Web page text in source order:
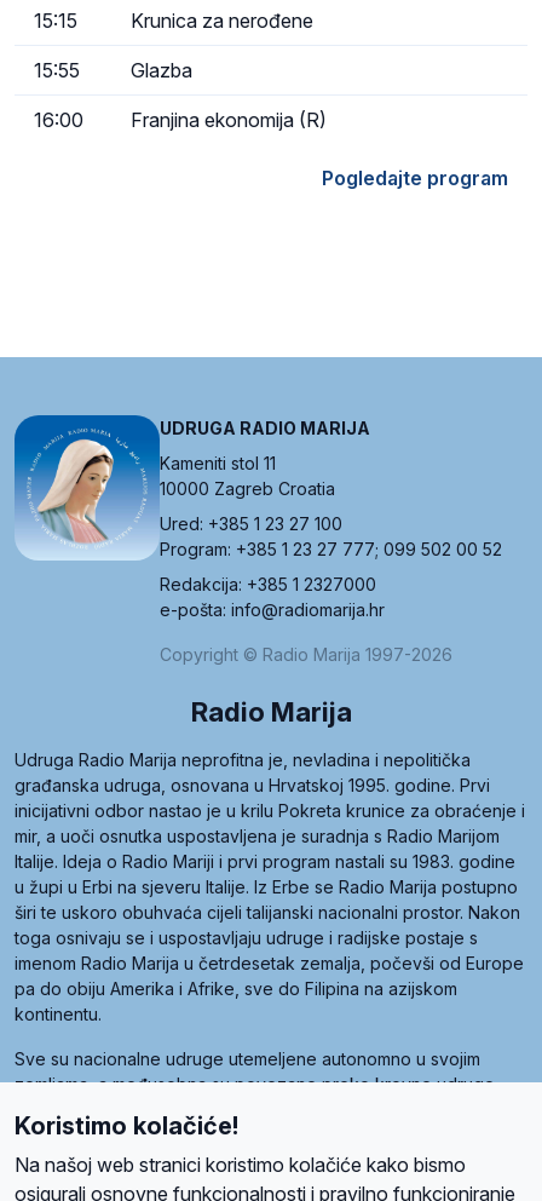
15:15 Krunica za nerođene
15:55 Glazba
16:00 Franjina ekonomija (R)
Pogledajte program
UDRUGA RADIO MARIJA
Kameniti stol 11
10000 Zagreb Croatia
Ured: +385 1 23 27 100
Program: +385 1 23 27 777; 099 502 00 52
Redakcija: +385 1 2327000
e-pošta: info@radiomarija.hr
Copyright © Radio Marija 1997-2026
Radio Marija
Udruga Radio Marija neprofitna je, nevladina i nepolitička
građanska udruga, osnovana u Hrvatskoj 1995. godine. Prvi
inicijativni odbor nastao je u krilu Pokreta krunice za obraćenje i
mir, a uoči osnutka uspostavljena je suradnja s Radio Marijom
Italije. Ideja o Radio Mariji i prvi program nastali su 1983. godine
u župi u Erbi na sjeveru Italije. Iz Erbe se Radio Marija postupno
širi te uskoro obuhvaća cijeli talijanski nacionalni prostor. Nakon
toga osnivaju se i uspostavljaju udruge i radijske postaje s
imenom Radio Marija u četrdesetak zemalja, počevši od Europe
pa do obiju Amerika i Afrike, sve do Filipina na azijskom
kontinentu.
Sve su nacionalne udruge utemeljene autonomno u svojim
zemljama, a međusobna su povezane preko krovne udruge
pod nazivom Svjetska obitelj Radio Marije (World Family of
Radio Maria). Svjetsku obitelj utemeljilo je sedam članica, među
kojima je i hrvatska Udruga Radio Marija.
Koristimo kolačiće!
Na našoj web stranici koristimo kolačiće kako bismo
osigurali osnovne funkcionalnosti i pravilno funkcioniranje